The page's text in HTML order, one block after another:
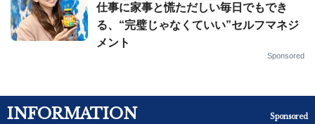
仕事に家事と慌ただしい毎日でもでき
る、“完璧じゃなくていい”セルフマネジ
メント
Sponsored
INFORMATION Sponsored